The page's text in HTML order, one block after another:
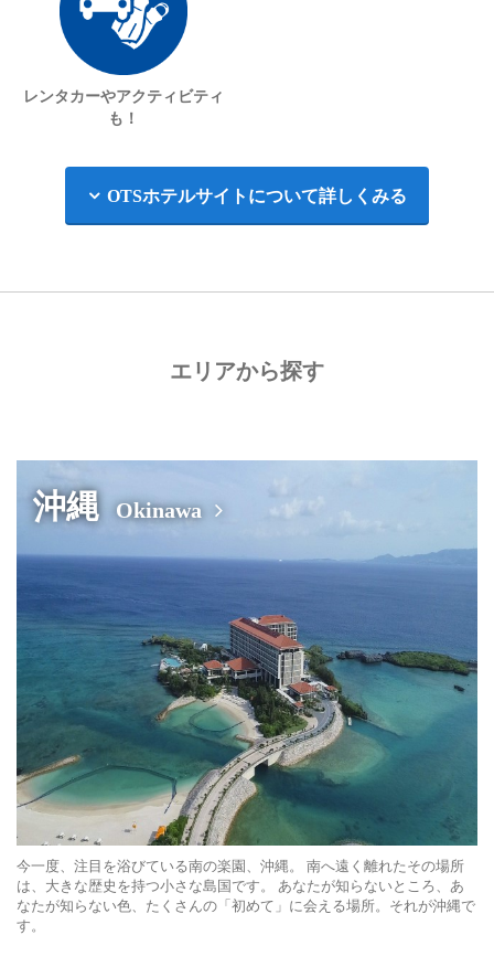
レンタカーやアクティビティ
も！
OTSホテルサイトについて詳しくみる
エリアから探す
沖縄 Okinawa
今一度、注目を浴びている南の楽園、沖縄。 南へ遠く離れたその場所
は、大きな歴史を持つ小さな島国です。 あなたが知らないところ、あ
なたが知らない色、たくさんの「初めて」に会える場所。それが沖縄で
す。